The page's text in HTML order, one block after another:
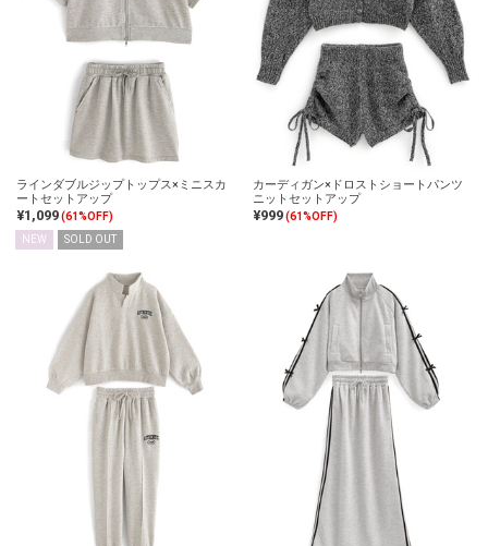
ラインダブルジップトップス×ミニスカ
ートセットアップ
¥1,099(61%OFF)
NEW
SOLD OUT
カーディガン×ドロストショートパンツ
ニットセットアップ
¥999(61%OFF)